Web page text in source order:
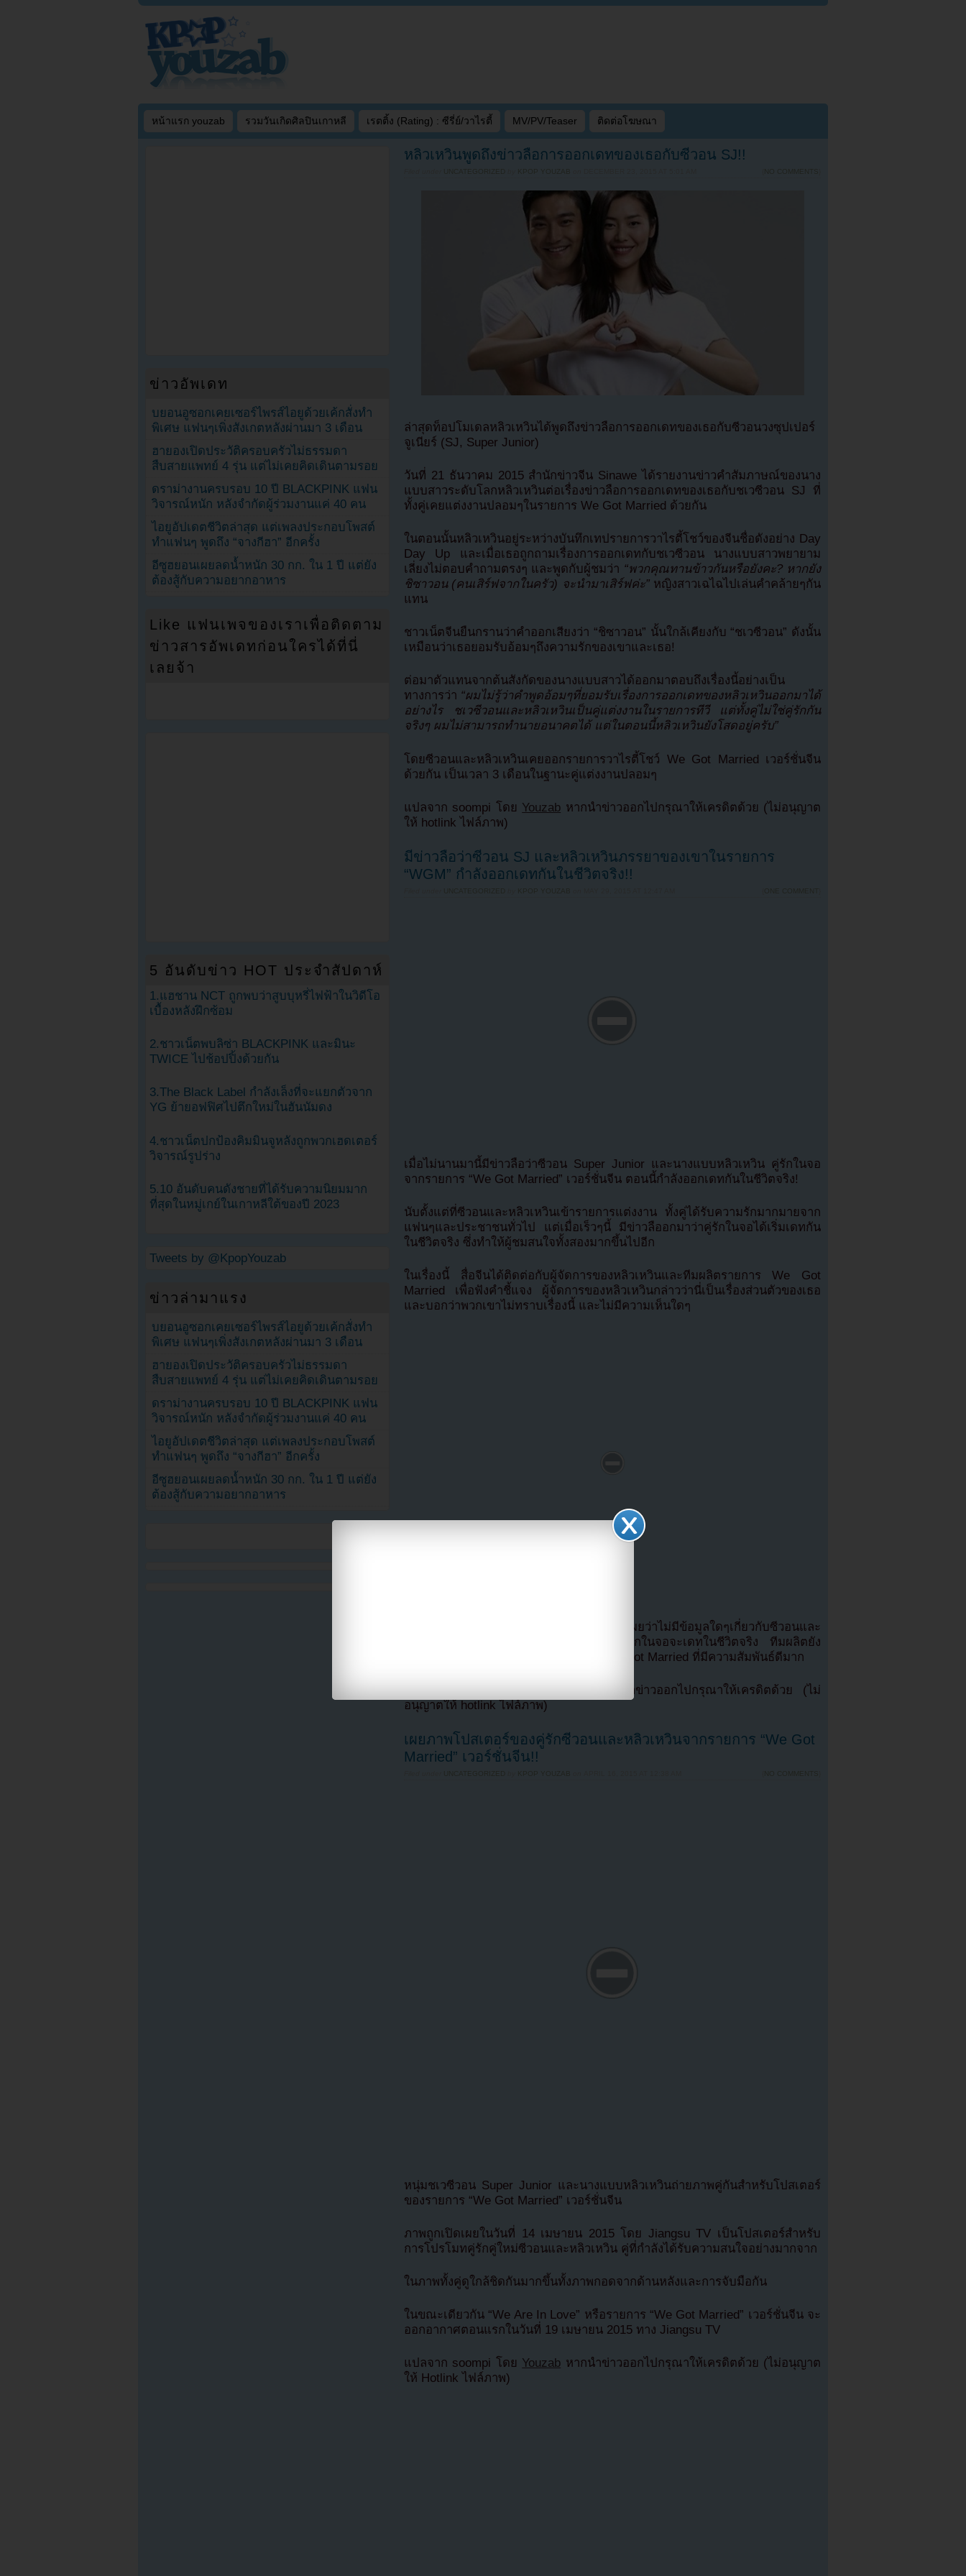
หน้าแรก youzab รวมวันเกิดศิลปินเกาหลี เรตติ้ง (Rating) : ซีรี่ย์/วาไรตี้ MV/PV/Teaser ติดต่อโฆษณา
หลิวเหวินพูดถึงข่าวลือการออกเดทของเธอกับซีวอน SJ!!
UNCATEGORIZED KPOP YOUZAB NO COMMENTS
ล่าสุดท็อปโมเดลหลิวเหวินได้พูดถึงข่าวลือการออกเดทของเธอกับซีวอนวงซุปเปอร์
จูเนียร์ (SJ, Super Junior)
วันที่ 21 ธันวาคม 2015 สำนักข่าวจีน Sinawe ได้รายงานข่าวคำสัมภาษณ์ของนาง
แบบสาวระดับโลกหลิวเหวินต่อเรื่องข่าวลือการออกเดทของเธอกับชเวซีวอน SJ ที่
ทั้งคู่เคยแต่งงานปลอมๆในรายการ We Got Married ด้วยกัน
ในตอนนั้นหลิวเหวินอยู่ระหว่างบันทึกเทปรายการวาไรตี้โชว์ของจีนชื่อดังอย่าง Day
Day Up และเมื่อเธอถูกถามเรื่องการออกเดทกับชเวซีวอน นางแบบสาวพยายาม
เลี่ยงไม่ตอบคำถามตรงๆ และพูดกับผู้ชมว่า “พวกคุณทานข้าวกันหรือยังคะ? หากยัง
ชิซาวอน (คนเสิร์ฟจากในครัว) จะนำมาเสิร์ฟค่ะ”หญิงสาวเฉไฉไปเล่นคำคล้ายๆกัน
แทน
ชาวเน็ตจีนยืนกรานว่าคำออกเสียงว่า “ชิซาวอน” นั้นใกล้เคียงกับ “ชเวซีวอน” ดังนั้น
เหมือนว่าเธอยอมรับอ้อมๆถึงความรักของเขาและเธอ!
ต่อมาตัวแทนจากต้นสังกัดของนางแบบสาวได้ออกมาตอบถึงเรื่องนี้อย่างเป็น
ทางการว่า “ผมไม่รู้ว่าคำพูดอ้อมๆที่ยอมรับเรื่องการออกเดทของหลิวเหวินออกมาได้
อย่างไร ชเวซีวอนและหลิวเหวินเป็นคู่แต่งงานในรายการทีวี แต่ทั้งคู่ไม่ใช่คู่รักกัน
จริงๆ ผมไม่สามารถทำนายอนาคตได้ แต่ในตอนนี้หลิวเหวินยังโสดอยู่ครับ”
โดยซีวอนและหลิวเหวินเคยออกรายการวาไรตี้โชว์ We Got Married เวอร์ชั่นจีน
ด้วยกัน เป็นเวลา 3 เดือนในฐานะคู่แต่งงานปลอมๆ
แปลจาก soompi โดย Youzab หากนำข่าวออกไปกรุณาให้เครดิตด้วย (ไม่อนุญาต
ให้ hotlink ไฟล์ภาพ)
มีข่าวลือว่าซีวอน SJ และหลิวเหวินภรรยาของเขาในรายการ
“WGM” กำลังออกเดทกันในชีวิตจริง!!
UNCATEGORIZED KPOP YOUZAB ONE COMMENT
เมื่อไม่นานมานี้มีข่าวลือว่าซีวอน Super Junior และนางแบบหลิวเหวิน คู่รักในจอ
จากรายการ “We Got Married” เวอร์ชั่นจีน ตอนนี้กำลังออกเดทกันในชีวิตจริง!
นับตั้งแต่ที่ซีวอนและหลิวเหวินเข้ารายการแต่งงาน ทั้งคู่ได้รับความรักมากมายจาก
แฟนๆและประชาชนทั่วไป แต่เมื่อเร็วๆนี้ มีข่าวลืออกมาว่าคู่รักในจอได้เริ่มเดทกัน
ในชีวิตจริง ซึ่งทำให้ผู้ชมสนใจทั้งสองมากขึ้นไปอีก
ในเรื่องนี้ สื่อจีนได้ติดต่อกับผู้จัดการของหลิวเหวินและทีมผลิตรายการ We Got
Married เพื่อฟังคำชี้แจง ผู้จัดการของหลิวเหวินกล่าวว่านี่เป็นเรื่องส่วนตัวของเธอ
และบอกว่าพวกเขาไม่ทราบเรื่องนี้ และไม่มีความเห็นใดๆ
ในขณะเดียวกัน ทีมผลิตของรายการเปิดเผยว่าไม่มีข้อมูลใดๆเกี่ยวกับซีวอนและ
หลิวเหวินในตอนนี้ แต่พวกเขาไม่แน่ใจว่าคู่รักในจอจะเดทในชีวิตจริง ทีมผลิตยัง
กล่าวอีกว่าซีวอนและหลิวเหวินเป็นคู่รัก We Got Married ที่มีความสัมพันธ์ดีมาก
หากนำข่าวออกไปกรุณาให้เครดิตด้วย (ไม่
อนุญาตให้ hotlink ไฟล์ภาพ)
เผยภาพโปสเตอร์ของคู่รักซีวอนและหลิวเหวินจากรายการ “We Got
Married” เวอร์ชั่นจีน!!
UNCATEGORIZED KPOP YOUZAB NO COMMENTS
หนุ่มชเวซีวอน Super Junior และนางแบบหลิวเหวินถ่ายภาพคู่กันสำหรับโปสเตอร์
ของรายการ “We Got Married” เวอร์ชั่นจีน
ภาพถูกเปิดเผยในวันที่ 14 เมษายน 2015 โดย Jiangsu TV เป็นโปสเตอร์สำหรับ
การโปรโมทคู่รักคู่ใหม่ซีวอนและหลิวเหวิน คู่ที่กำลังได้รับความสนใจอย่างมากจาก
ในภาพทั้งคู่ดูใกล้ชิดกันมากขึ้นทั้งภาพกอดจากด้านหลังและการจับมือกัน
ในขณะเดียวกัน “We Are In Love” หรือรายการ “We Got Married” เวอร์ชั่นจีน จะ
ออกอากาศตอนแรกในวันที่ 19 เมษายน 2015 ทาง Jiangsu TV
แปลจาก soompi โดย Youzab หากนำข่าวออกไปกรุณาให้เครดิตด้วย (ไม่อนุญาต
ให้ Hotlink ไฟล์ภาพ)
ข่าวอัพเดท
บยอนอูซอกเคยเซอร์ไพรส์ไอยูด้วยเค้กสั่งทำ
พิเศษ แฟนๆเพิ่งสังเกตหลังผ่านมา 3 เดือน
ฮายองเปิดประวัติครอบครัวไม่ธรรมดา
สืบสายแพทย์ 4 รุ่น แต่ไม่เคยคิดเดินตามรอย
ดราม่างานครบรอบ 10 ปี BLACKPINK แฟน
วิจารณ์หนัก หลังจำกัดผู้ร่วมงานแค่ 40 คน
ไอยูอัปเดตชีวิตล่าสุด แต่เพลงประกอบโพสต์
ทำแฟนๆ พูดถึง “จางกีฮา” อีกครั้ง
อีซูฮยอนเผยลดน้ำหนัก 30 กก. ใน 1 ปี แต่ยัง
ต้องสู้กับความอยากอาหาร
Like แฟนเพจของเราเพื่อติดตาม
ข่าวสารอัพเดทก่อนใครได้ที่นี่
เลยจ้า
5 อันดับข่าว HOT ประจำสัปดาห์
1.แฮชาน NCT ถูกพบว่าสูบบุหรี่ไฟฟ้าในวิดีโอ
เบื้องหลังฝึกซ้อม
2.ชาวเน็ตพบลิซ่า BLACKPINK และมินะ
TWICE ไปช้อปปิ้งด้วยกัน
3.The Black Label กำลังเล็งที่จะแยกตัวจาก
YG ย้ายอฟฟิศไปตึกใหม่ในฮันนัมดง
4.ชาวเน็ตปกป้องคิมมินจูหลังถูกพวกเฮดเตอร์
วิจารณ์รูปร่าง
5.10 อันดับคนดังชายที่ได้รับความนิยมมาก
ที่สุดในหมู่เกย์ในเกาหลีใต้ของปี 2023
Tweets by @KpopYouzab
ข่าวล่ามาแรง
บยอนอูซอกเคยเซอร์ไพรส์ไอยูด้วยเค้กสั่งทำ
พิเศษ แฟนๆเพิ่งสังเกตหลังผ่านมา 3 เดือน
ฮายองเปิดประวัติครอบครัวไม่ธรรมดา
สืบสายแพทย์ 4 รุ่น แต่ไม่เคยคิดเดินตามรอย
ดราม่างานครบรอบ 10 ปี BLACKPINK แฟน
วิจารณ์หนัก หลังจำกัดผู้ร่วมงานแค่ 40 คน
ไอยูอัปเดตชีวิตล่าสุด แต่เพลงประกอบโพสต์
ทำแฟนๆ พูดถึง “จางกีฮา” อีกครั้ง
อีซูฮยอนเผยลดน้ำหนัก 30 กก. ใน 1 ปี แต่ยัง
ต้องสู้กับความอยากอาหาร